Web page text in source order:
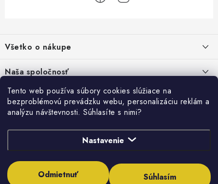
Tento web používa súbory cookies slúžiace na
bezproblémovú prevádzku webu, personalizáciu reklám a
analýzu návštevnosti. Súhlasíte s nimi?
Nastavenie
Odmietnuť Súhlasím
p
ä
t
Všetko o nákupe
Kontakty
Obchodné podmienky
Podmienky ochrany osobných údajov
Moja objednávka
Naša spoločnosť
SHOWROOM - poradňa pre vaše projekty
PREDAJŇA - Raková
Stabilná spoločnosť od roku 2009
Prihlásenie
E-mail
Heslo
HĽADAŤ
Copyright 2026Inštalatérshop . Všetky práva vyhradené.Upraviť nastavenie